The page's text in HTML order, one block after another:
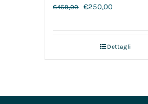
€469,00 €250,00
Dettagli